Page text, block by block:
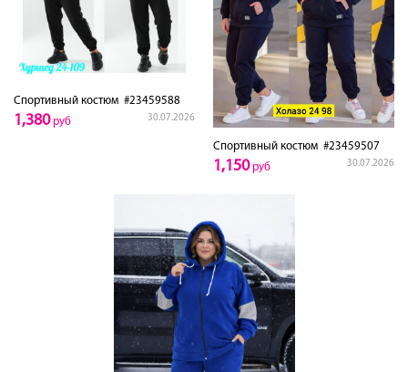
Спортивный костюм #23459588
30.07.2026
1,380руб
Спортивный костюм #23459507
30.07.2026
1,150руб